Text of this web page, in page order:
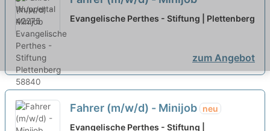
Evangelische Perthes - Stiftung | Plettenberg
zum Angebot
Fahrer (m/w/d) - Minijob neu
Evangelische Perthes - Stiftung |